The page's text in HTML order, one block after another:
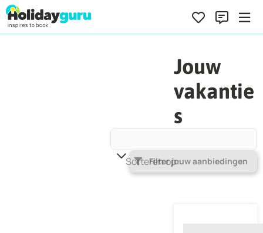
Jouw
vakantie
s
Filter jouw aanbiedingen
Sorteren op Populariteit